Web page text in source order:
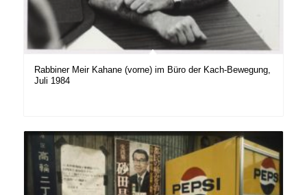
Rabbiner Meir Kahane (vorne) im Büro der Kach-Bewegung,
Juli 1984